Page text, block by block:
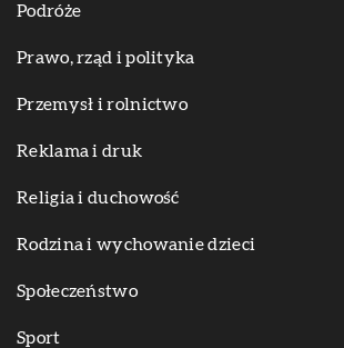
Podróże
Prawo, rząd i polityka
Przemysł i rolnictwo
Reklama i druk
Religia i duchowość
Rodzina i wychowanie dzieci
Społeczeństwo
Sport